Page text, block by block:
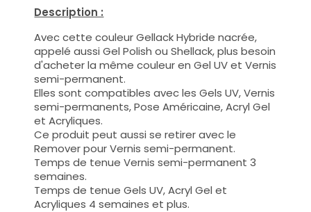
Description :
Avec cette couleur Gellack Hybride nacrée,
appelé aussi Gel Polish ou Shellack, plus besoin
d'acheter la même couleur en Gel UV et Vernis
semi-permanent.
Elles sont compatibles avec les Gels UV, Vernis
semi-permanents, Pose Américaine, Acryl Gel
et Acryliques.
Ce produit peut aussi se retirer avec le
Remover pour Vernis semi-permanent.
Temps de tenue Vernis semi-permanent 3
semaines.
Temps de tenue Gels UV, Acryl Gel et
Acryliques 4 semaines et plus.